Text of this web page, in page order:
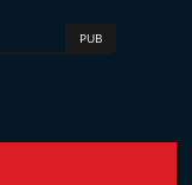
PUB